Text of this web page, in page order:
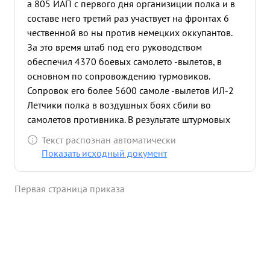
а 805 ИАП с первого дня организиции полка и в
составе него третий раз участвует на фронтах 6
чественной во ны против немецких оккупантов.
За это время штаб под его руководством
обеспечил 4370 боевых самолето -вылетов, в
основном по сопровождению турмовиков.
Сопровок его более 5600 самоле -вылетов ИЛ-2
Летчики полка в воздушных боях сбили во
самолетов противника. В результате штурмовых
действий и бомбометаний истребить ними поле
ка сожж ено 300 автомашин 79 подвод, 12
рассеяно и час тично уничтожено до 8000 солдат
Текст распознан автоматически
Показать исходный документ
Первая страница приказа